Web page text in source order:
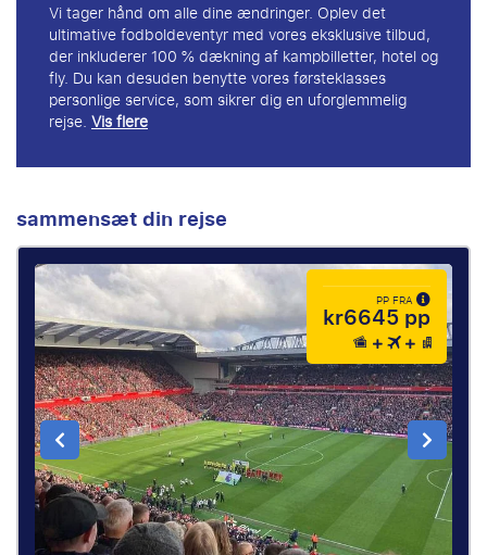
Vi tager hånd om alle dine ændringer. Oplev det
ultimative fodboldeventyr med vores eksklusive tilbud,
der inkluderer 100 % dækning af kampbilletter, hotel og
fly. Du kan desuden benytte vores førsteklasses
personlige service, som sikrer dig en uforglemmelig
rejse.Vis flere
sammensæt din rejse
PP FRA
kr6645 pp